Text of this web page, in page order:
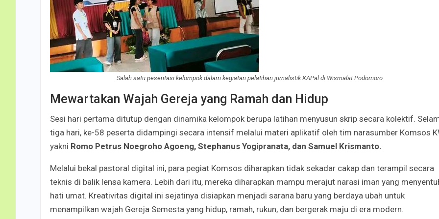
Salah satu pesentasi kelompok dalam kegiatan pelatihan jurnalistik KAPal di Wismalat Podomoro
Mewartakan Wajah Gereja yang Ramah dan Hidup
Sesi hari pertama ditutup dengan dinamika kelompok berupa latihan menyusun skrip secara kolektif.
tiga hari, ke-58 peserta didampingi secara intensif melalui materi aplikatif oleh tim narasumber Komsos
yakni Romo Petrus Noegroho Agoeng, Stephanus Yogipranata, dan Samuel Krismanto.
Melalui bekal pastoral digital ini, para pegiat Komsos diharapkan tidak sekadar cakap dan terampil secara
teknis di balik lensa kamera. Lebih dari itu, mereka diharapkan mampu merajut narasi iman yang
hati umat. Kreativitas digital ini sejatinya disiapkan menjadi sarana baru yang berdaya ubah untuk
menampilkan wajah Gereja Semesta yang hidup, ramah, rukun, dan bergerak maju di era modern.